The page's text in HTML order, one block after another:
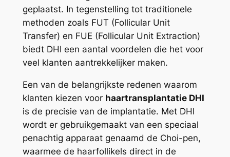
geplaatst. In tegenstelling tot traditionele
methoden zoals FUT (Follicular Unit
Transfer) en FUE (Follicular Unit Extraction)
biedt DHI een aantal voordelen die het voor
veel klanten aantrekkelijker maken.
Een van de belangrijkste redenen waarom
klanten kiezen voor haartransplantatie DHI
is de precisie van de implantatie. Met DHI
wordt er gebruikgemaakt van een speciaal
penachtig apparaat genaamd de Choi-pen,
waarmee de haarfollikels direct in de